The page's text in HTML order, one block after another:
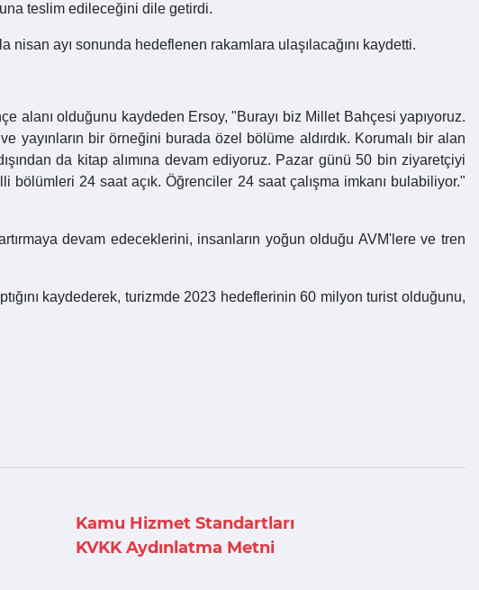
teslim edileceğini dile getirdi.
nisan ayı sonunda hedeflenen rakamlara ulaşılacağını kaydetti.
alanı olduğunu kaydeden Ersoy, "Burayı biz Millet Bahçesi yapıyoruz.
yayınların bir örneğini burada özel bölüme aldırdık. Korumalı bir alan
da kitap alımına devam ediyoruz. Pazar günü 50 bin ziyaretçiyi
24 saat açık. Öğrenciler 24 saat çalışma imkanı bulabiliyor."
devam edeceklerini, insanların yoğun olduğu AVM'lere ve tren
kaydederek, turizmde 2023 hedeflerinin 60 milyon turist olduğunu,
Kamu Hizmet Standartları
KVKK Aydınlatma Metni